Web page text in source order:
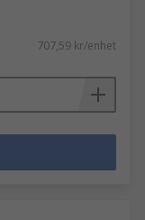
707,59 kr/enhet